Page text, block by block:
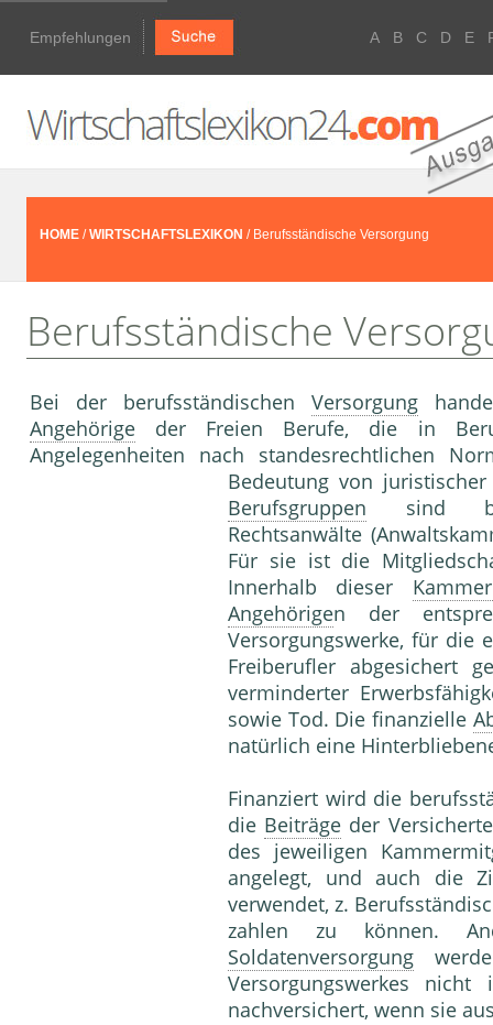
Empfehlungen A B C D E
HOME /WIRTSCHAFTSLEXIKON / Berufsständische Versorgung
Berufsständische
Bei der berufsständischen Versorgung
Angehörige der Freien Berufe, die in
Angelegenheiten nach standesrechtlichen
Bedeutung von
Berufsgruppen sind
Rechtsanwälte
Für sie ist die
Innerhalb dieser
Angehörigen der
Versorgungswerke, für die
Freiberufler abgesichert
verminderter
sowie Tod. Die finanzielle
natürlich eine
Finanziert wird die
die Beiträge der
des jeweiligen
angelegt, und auch die
verwendet, z.
zahlen zu können.
Soldatenversorgung
Versorgungswerkes
nachversichert, wenn sie